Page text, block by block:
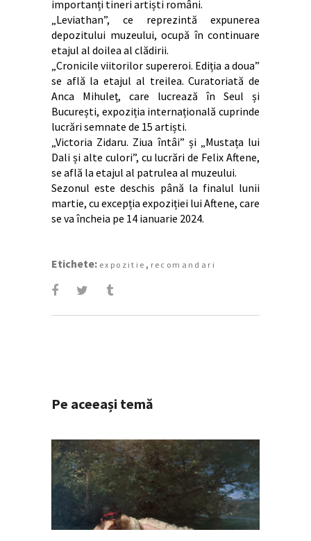
importanți tineri artiști români.
„Leviathan”, ce reprezintă expunerea
depozitului muzeului, ocupă în continuare
etajul al doilea al clădirii.
„Cronicile viitorilor supereroi. Ediția a doua”
se află la etajul al treilea. Curatoriată de
Anca Mihuleț, care lucrează în Seul și
București, expoziția internațională cuprinde
lucrări semnate de 15 artiști.
„Victoria Zidaru. Ziua întâi” și „Mustața lui
Dali și alte culori”, cu lucrări de Felix Aftene,
se află la etajul al patrulea al muzeului.
Sezonul este deschis până la finalul lunii
martie, cu excepția expoziției lui Aftene, care
se va încheia pe 14 ianuarie 2024.
Etichete: expozitie , recomandari
Pe aceeași temă